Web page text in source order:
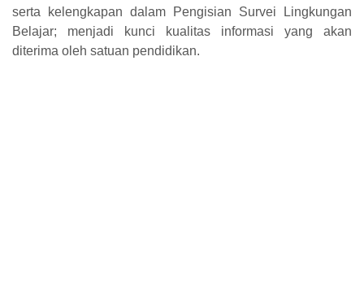
serta kelengkapan dalam Pengisian Survei Lingkungan
Belajar; menjadi kunci kualitas informasi yang akan
diterima oleh satuan pendidikan.